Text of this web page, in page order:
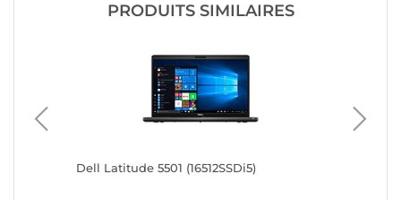
PRODUITS SIMILAIRES
Dell Latitude 5501 (16512SSDi5)